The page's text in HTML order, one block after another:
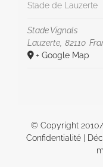
Stade de Lauzerte
Stade Vignals
Lauzerte, 82110
+ Google Map
© Copyright
Confidentialité|